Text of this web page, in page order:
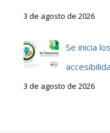
3 de agosto de 2026
Se inicia
3 de agosto de 2026